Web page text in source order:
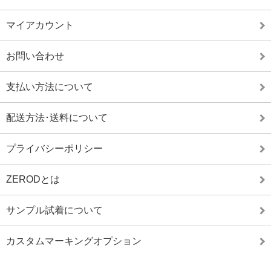
マイアカウント
お問い合わせ
支払い方法について
配送方法･送料について
プライバシーポリシー
ZERODとは
サンプル試着について
カスタムマーキングオプション